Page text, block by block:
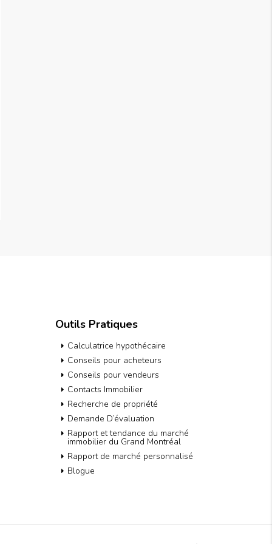
Outils Pratiques
Calculatrice hypothécaire
Conseils pour acheteurs
Conseils pour vendeurs
Contacts Immobilier
Recherche de propriété
Demande D’évaluation
Rapport et tendance du marché
immobilier du Grand Montréal
Rapport de marché personnalisé
Blogue